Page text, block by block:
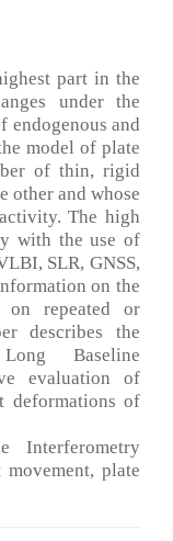
part in the
under the
endogenous and
model of plate
of thin, rigid
other and whose
The high
with the use of
SLR, GNSS,
on the
on repeated or
describes the
Baseline
evaluation of
deformations of
Interferometry
plate